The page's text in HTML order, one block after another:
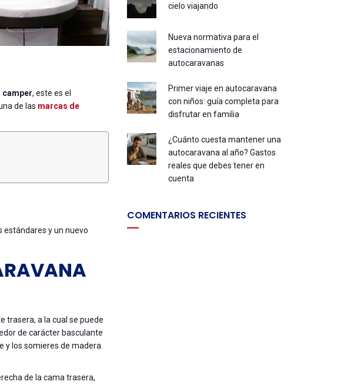
camper, este es el
de las marcas de
estándares y un nuevo
trasera, a la cual se puede
de carácter basculante
y los somieres de madera.
de la cama trasera,
cielo viajando
Nueva normativa para el
estacionamiento de
autocaravanas
Primer viaje en autocaravana
con niños: guía completa para
disfrutar en familia
¿Cuánto cuesta mantener una
autocaravana al año? Gastos
reales que debes tener en
cuenta
COMENTARIOS RECIENTES